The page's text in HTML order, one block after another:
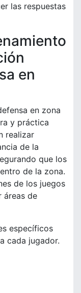
las respuestas
en
en zona
y práctica
realizar
de la
que los
de la zona.
de los juegos
áreas de
específicos
cada jugador.